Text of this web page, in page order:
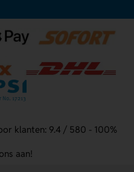
klanten: 9.4 / 580 - 100%
aan!